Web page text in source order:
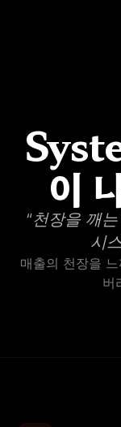
이
“천장을 깨
시
매출의 천장을
버